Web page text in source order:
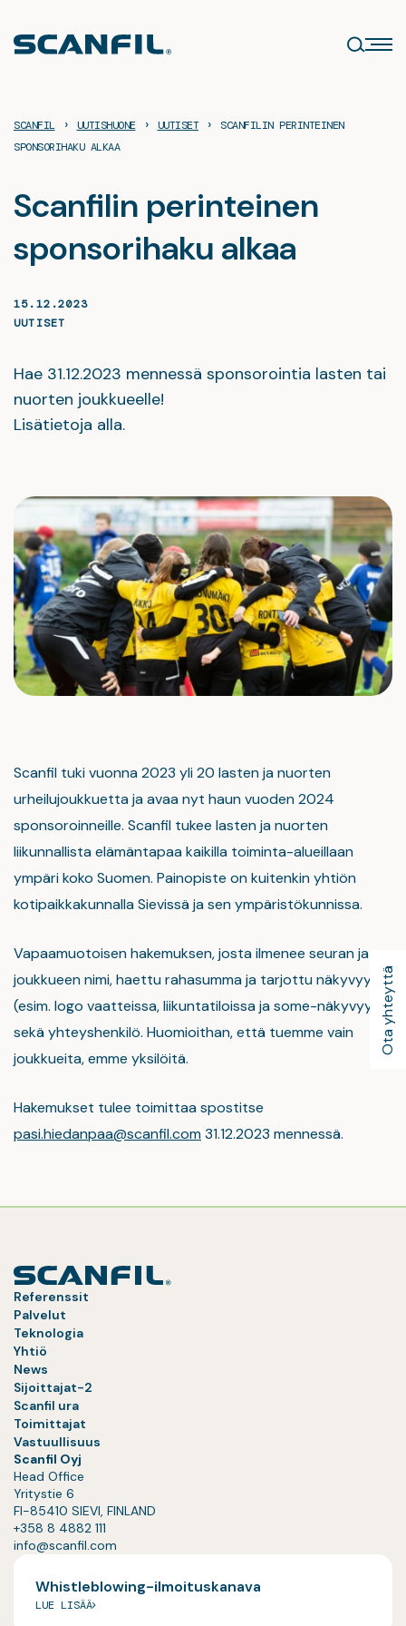
Ota yhteyttä
sisältöön
SCANFIL › UUTISHUONE › UUTISET ›
SCANFILIN PERINTEINEN
SPONSORIHAKU ALKAA
Scanfilin perinteinen
sponsorihaku alkaa
15.12.2023
UUTISET
Hae 31.12.2023 mennessä sponsorointia lasten tai
nuorten joukkueelle!
Lisätietoja alla.
Scanfil tuki vuonna 2023 yli 20 lasten ja nuorten
urheilujoukkuetta ja avaa nyt haun vuoden 2024
sponsoroinneille. Scanfil tukee lasten ja nuorten
liikunnallista elämäntapaa kaikilla toiminta-alueillaan
ympäri koko Suomen. Painopiste on kuitenkin yhtiön
kotipaikkakunnalla Sievissä ja sen ympäristökunnissa.
Vapaamuotoisen hakemuksen, josta ilmenee seuran ja
joukkueen nimi, haettu rahasumma ja tarjottu näkyvyys
(esim. logo vaatteissa, liikuntatiloissa ja some-näkyvyys)
sekä yhteyshenkilö. Huomioithan, että tuemme vain
joukkueita, emme yksilöitä.
Hakemukset tulee toimittaa spostitse
pasi.hiedanpaa@scanfil.com31.12.2023 mennessä.
Referenssit
Palvelut
Teknologia
Yhtiö
News
Sijoittajat-2
Scanfil ura
Toimittajat
Vastuullisuus
Scanfil Oyj
Head Office
Yritystie 6
FI-85410 SIEVI, FINLAND
+358 8 4882 111
info@scanfil.com
Whistleblowing-ilmoituskanava
LUE LISÄÄ